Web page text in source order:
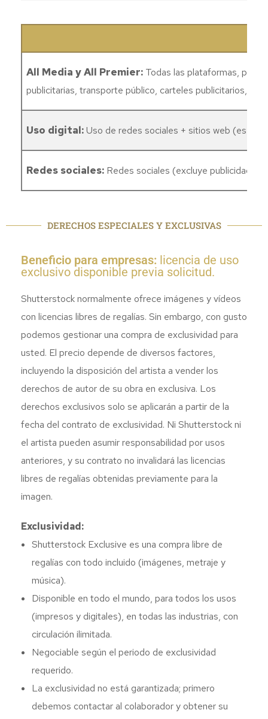
All Media y All Premier: Todas las plataformas, por
publicitarias, transporte público, carteles publicitarios,
Uso digital:Uso de redes sociales + sitios web (es
Redes sociales: Redes sociales (excluye publicidad
DERECHOS ESPECIALES Y EXCLUSIVAS
Beneficio para empresas: licencia de uso
exclusivo disponible previa solicitud.
Shutterstock normalmente ofrece imágenes y vídeos
con licencias libres de regalías. Sin embargo, con gusto
podemos gestionar una compra de exclusividad para
usted. El precio depende de diversos factores,
incluyendo la disposición del artista a vender los
derechos de autor de su obra en exclusiva. Los
derechos exclusivos solo se aplicarán a partir de la
fecha del contrato de exclusividad. Ni Shutterstock ni
el artista pueden asumir responsabilidad por usos
anteriores, y su contrato no invalidará las licencias
libres de regalías obtenidas previamente para la
imagen.
Exclusividad:
Shutterstock Exclusive es una compra libre de
regalías con todo incluido (imágenes, metraje y
música).
Disponible en todo el mundo, para todos los usos
(impresos y digitales), en todas las industrias, con
circulación ilimitada.
Negociable según el periodo de exclusividad
requerido.
La exclusividad no está garantizada; primero
debemos contactar al colaborador y obtener su